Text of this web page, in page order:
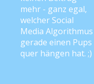
mehr - ganz egal,
welcher Social
Media Algorithmus
gerade einen Pups
quer hängen hat. ;)